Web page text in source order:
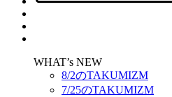
WHAT’s NEW
8/2のTAKUMIZM
7/25のTAKUMIZM